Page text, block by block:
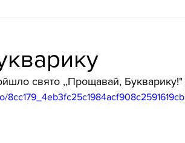
свято ,,Прощавай, Букварику!"